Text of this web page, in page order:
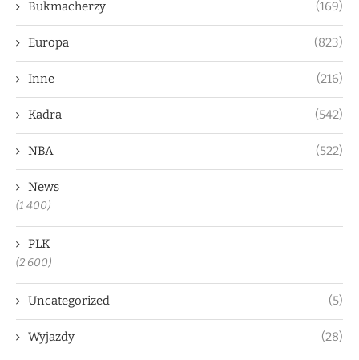
Bukmacherzy (169)
Europa (823)
Inne (216)
Kadra (542)
NBA (522)
News
(1 400)
PLK
(2 600)
Uncategorized (5)
Wyjazdy (28)